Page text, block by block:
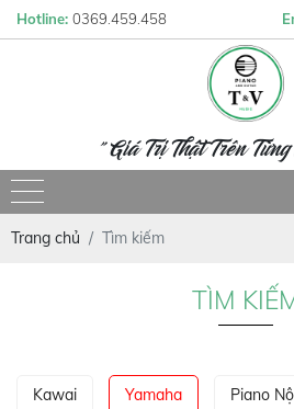
Hotline: 0369.459.458
" Giá Trị Thật Trên
Trang chủ Tìm kiếm
TÌM
Kawai Yamaha Piano